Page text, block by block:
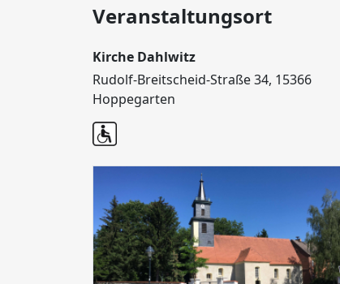
Veranstaltungsort
Kirche Dahlwitz
Rudolf-Breitscheid-Straße 34, 15366
Hoppegarten